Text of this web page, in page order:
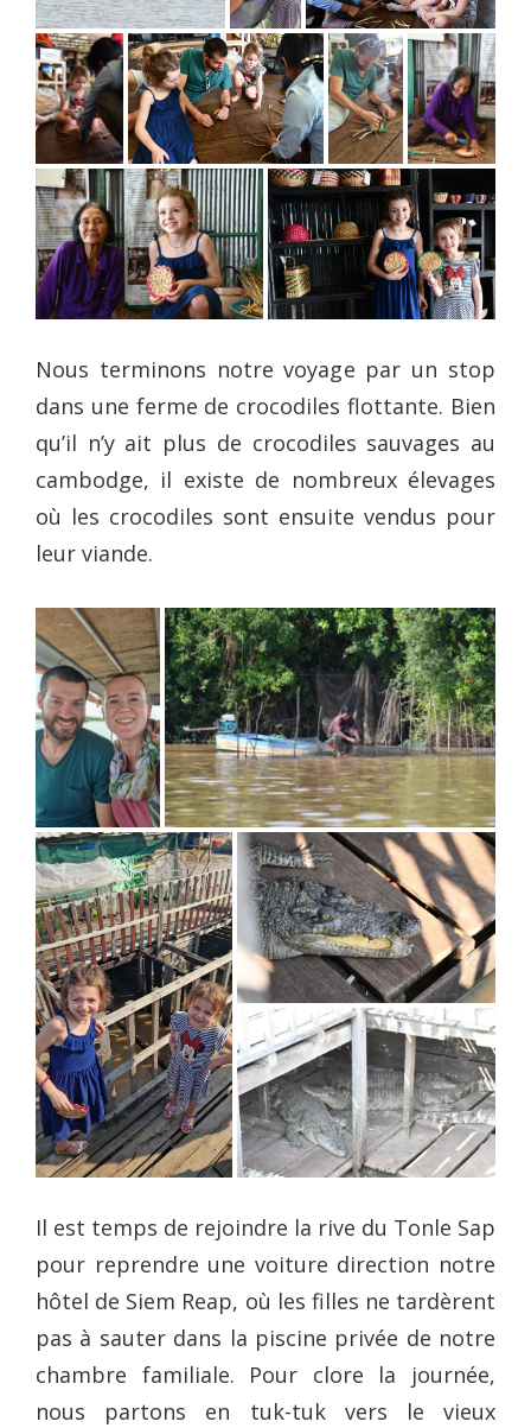
Nous terminons notre voyage par un stop
dans une ferme de crocodiles flottante. Bien
qu’il n’y ait plus de crocodiles sauvages au
cambodge, il existe de nombreux élevages
où les crocodiles sont ensuite vendus pour
leur viande.
Il est temps de rejoindre la rive du Tonle Sap
pour reprendre une voiture direction notre
hôtel de Siem Reap, où les filles ne tardèrent
pas à sauter dans la piscine privée de notre
chambre familiale. Pour clore la journée,
nous partons en tuk-tuk vers le vieux